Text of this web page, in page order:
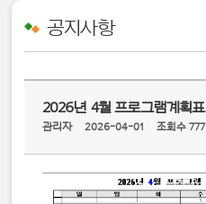
공지사항
2026년 4월 프로그램계획표
관리자 2026-04-01 조회수 777